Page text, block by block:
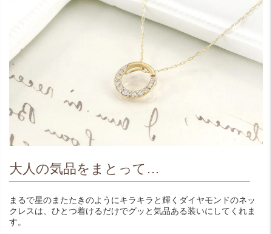
大人の気品をまとって…
まるで星のまたたきのようにキラキラと輝くダイヤモンドのネッ
クレスは、ひとつ着けるだけでグッと気品ある装いにしてくれま
す。